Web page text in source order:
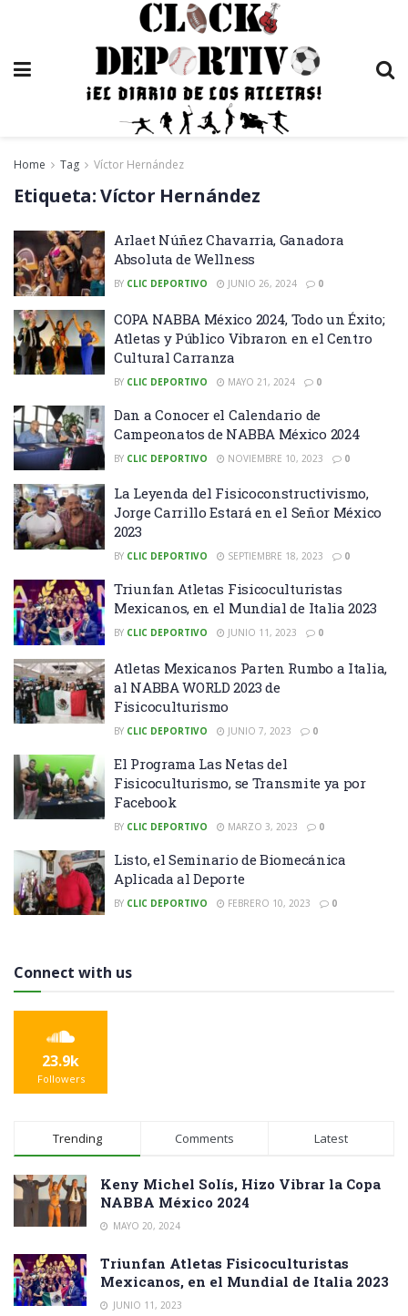
Home Tag Víctor Hernández
Etiqueta:Víctor Hernández
Arlaet Núñez Chavarria, Ganadora
Absoluta de Wellness
BY CLIC DEPORTIVO JUNIO 26, 2024 0
COPA NABBA México 2024, Todo un Éxito;
Atletas y Público Vibraron en el Centro
Cultural Carranza
BY CLIC DEPORTIVO MAYO 21, 2024 0
Dan a Conocer el Calendario de
Campeonatos de NABBA México 2024
BY CLIC DEPORTIVO NOVIEMBRE 10, 2023 0
La Leyenda del Fisicoconstructivismo,
Jorge Carrillo Estará en el Señor México
2023
BY CLIC DEPORTIVO SEPTIEMBRE 18, 2023 0
Triunfan Atletas Fisicoculturistas
Mexicanos, en el Mundial de Italia 2023
BY CLIC DEPORTIVO JUNIO 11, 2023 0
Atletas Mexicanos Parten Rumbo a Italia,
al NABBA WORLD 2023 de
Fisicoculturismo
BY CLIC DEPORTIVO JUNIO 7, 2023 0
El Programa Las Netas del
Fisicoculturismo, se Transmite ya por
Facebook
BY CLIC DEPORTIVO MARZO 3, 2023 0
Listo, el Seminario de Biomecánica
Aplicada al Deporte
BY CLIC DEPORTIVO FEBRERO 10, 2023 0
Connect with us
23.9k
Followers
Trending Comments Latest
Keny Michel Solís, Hizo Vibrar la Copa
NABBA México 2024
MAYO 20, 2024
Triunfan Atletas Fisicoculturistas
Mexicanos, en el Mundial de Italia 2023
JUNIO 11, 2023